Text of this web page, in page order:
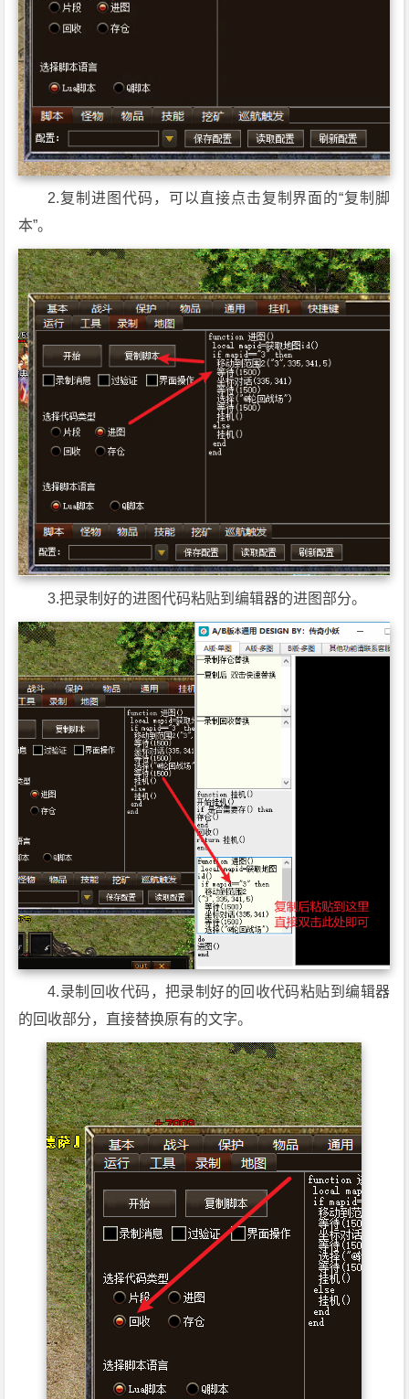
2.复制进图代码，可以直接点击复制界面的“复制脚
本”。
3.把录制好的进图代码粘贴到编辑器的进图部分。
4.录制回收代码，把录制好的回收代码粘贴到编辑器
的回收部分，直接替换原有的文字。